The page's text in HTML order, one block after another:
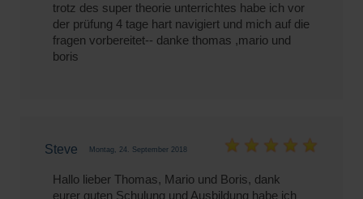
trotz des super theorie unterrichtes habe ich vor
der prüfung 4 tage hart navigiert und mich auf die
fragen vorbereitet-- danke thomas ,mario und
boris
Steve Montag, 24. September 2018
Hallo lieber Thomas, Mario und Boris, dank
eurer guten Schulung und Ausbildung habe ich